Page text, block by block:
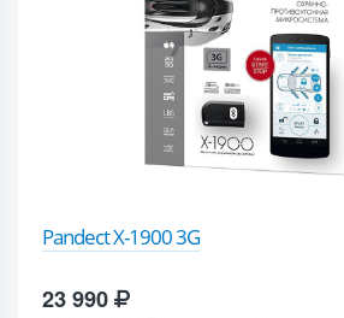
Pandect X-1900 3G
23 990